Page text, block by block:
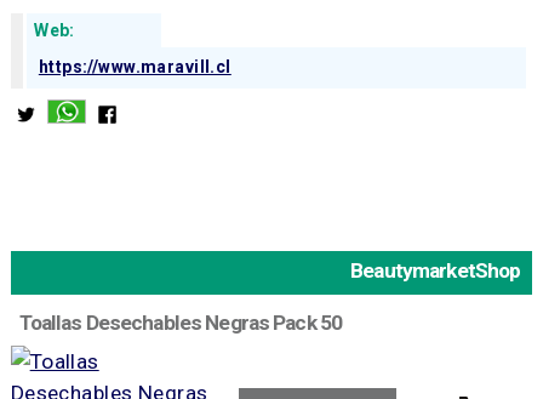
Web:
https://www.maravill.cl
BeautymarketShop
Toallas Desechables Negras Pack 50